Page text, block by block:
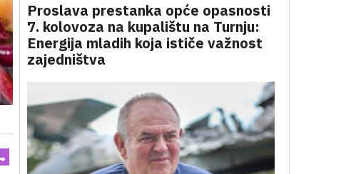
Proslava prestanka opće opasnosti
7. kolovoza na kupalištu na Turnju:
Energija mladih koja ističe važnost
zajedništva